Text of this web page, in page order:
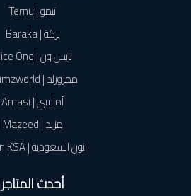
تيمو | Temu
بركة | Baraka
نايس ون | Nice One
ممزورلد | Mumzworld
أماسي | Amasi
مزيد | Mazeed
نون السعودية | Noon KSA
أحدث المتاجر